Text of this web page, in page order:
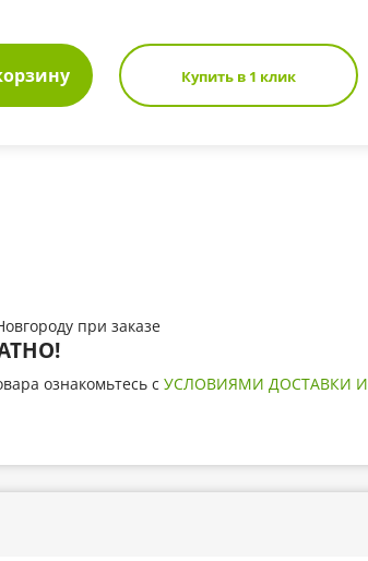
Купить в 1 клик
при заказе
ознакомьтесь с УСЛОВИЯМИ ДОСТАВКИ И